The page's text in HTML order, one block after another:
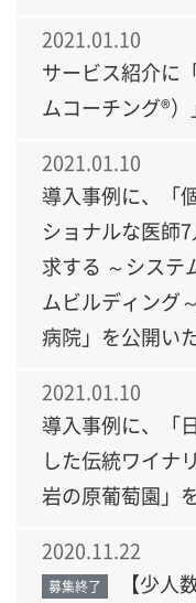
2021.01.10
サービス紹介に
ムコーチング®
2021.01.10
導入事例に、「
ショナルな医師
求する ～システ
ムビルディング
病院」を公開い
2021.01.10
導入事例に、「
した伝統ワイナ
岩の原葡萄園」
2020.11.22
募集終了
【少